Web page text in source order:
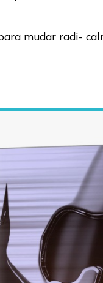
mudar radi-